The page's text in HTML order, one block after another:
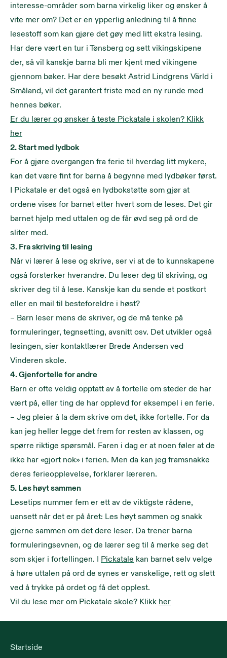
interesse-områder som barna virkelig liker og ønsker å
vite mer om? Det er en ypperlig anledning til å finne
lesestoff som kan gjøre det gøy med litt ekstra lesing.
Har dere vært en tur i Tønsberg og sett vikingskipene
der, så vil kanskje barna bli mer kjent med vikingene
gjennom bøker. Har dere besøkt Astrid Lindgrens Värld i
Småland, vil det garantert friste med en ny runde med
hennes bøker.
Er du lærer og ønsker å teste Pickatale i skolen? Klikk
her
2. Start med lydbok
For å gjøre overgangen fra ferie til hverdag litt mykere,
kan det være fint for barna å begynne med lydbøker først.
I Pickatale er det også en lydbokstøtte som gjør at
ordene vises for barnet etter hvert som de leses. Det gir
barnet hjelp med uttalen og de får øvd seg på ord de
sliter med.
3. Fra skriving til lesing
Når vi lærer å lese og skrive, ser vi at de to kunnskapene
også forsterker hverandre. Du leser deg til skriving, og
skriver deg til å lese. Kanskje kan du sende et postkort
eller en mail til besteforeldre i høst?
– Barn leser mens de skriver, og de må tenke på
formuleringer, tegnsetting, avsnitt osv. Det utvikler også
lesingen, sier kontaktlærer Brede Andersen ved
Vinderen skole.
4. Gjenfortelle for andre
Barn er ofte veldig opptatt av å fortelle om steder de har
vært på, eller ting de har opplevd for eksempel i en ferie.
– Jeg pleier å la dem skrive om det, ikke fortelle. For da
kan jeg heller legge det frem for resten av klassen, og
spørre riktige spørsmål. Faren i dag er at noen føler at de
ikke har «gjort nok» i ferien. Men da kan jeg framsnakke
deres ferieopplevelse, forklarer læreren.
5. Les høyt sammen
Lesetips nummer fem er ett av de viktigste rådene,
uansett når det er på året: Les høyt sammen og snakk
gjerne sammen om det dere leser. Da trener barna
formuleringsevnen, og de lærer seg til å merke seg det
som skjer i fortellingen. I Pickatale kan barnet selv velge
å høre uttalen på ord de synes er vanskelige, rett og slett
ved å trykke på ordet og få det opplest.
Vil du lese mer om Pickatale skole? Klikk her
Startside